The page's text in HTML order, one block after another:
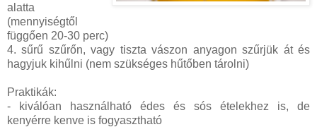
alatta
(mennyiségtől
függően 20-30 perc)
4. sűrű szűrőn, vagy tiszta vászon anyagon szűrjük át és
hagyjuk kihűlni (nem szükséges hűtőben tárolni)
Praktikák:
- kiválóan használható édes és sós ételekhez is, de
kenyérre kenve is fogyasztható